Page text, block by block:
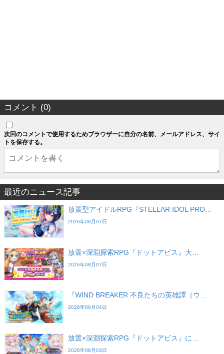
コメント (0)
次回のコメントで使用するためブラウザーに自分の名前、メールアドレス、サイ
トを保存する。
最近のニュース記事
放置型アイドルRPG『STELLAR IDOL PRO…
2026年08月07日
放置×深淵探索RPG『ドットアビス』大…
2026年08月07日
『WIND BREAKER 不良たちの英雄譚（ウ…
2026年08月04日
放置×深淵探索RPG『ドットアビス』に…
2026年08月03日